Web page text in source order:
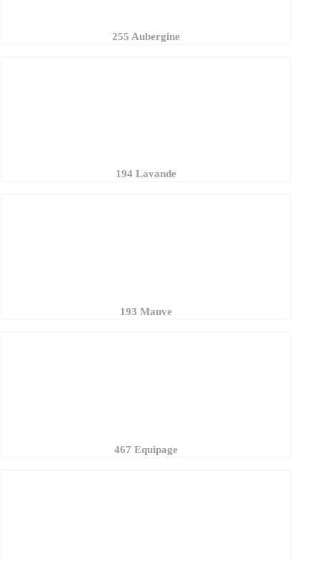
255 Aubergine
194 Lavande
193 Mauve
467 Equipage